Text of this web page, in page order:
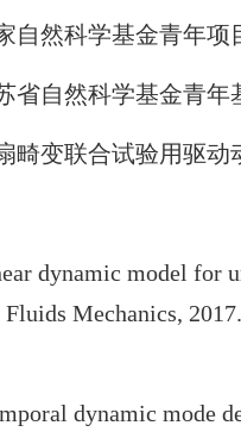
自然科学基金青年项
省自然科学基金青年
畸变联合试验用驱
dynamic model for
Fluids Mechanics,
dynamic mode